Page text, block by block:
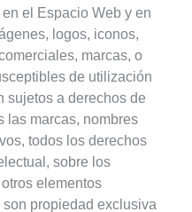
el Espacio Web y en
logos, iconos,
marcas, o
de utilización
sujetos a derechos de
las marcas, nombres
todos los derechos
sobre los
elementos
propiedad exclusiva